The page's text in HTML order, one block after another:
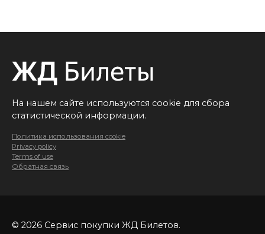
На нашем сайте используются cookie для сбора
статистической информации.
Политика использования cookie
Privacy policy
Terms of use
Обратная связь
© 2026 Сервис покупки ЖД Билетов.